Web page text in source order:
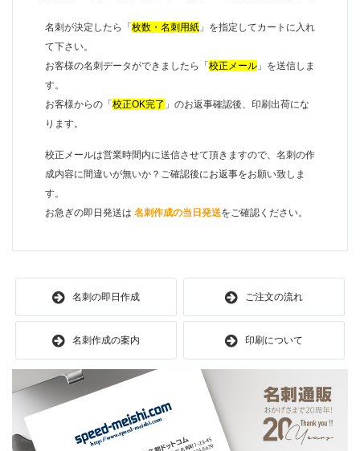
名刺が決定したら「枚数・名刺用紙 」を指定してカートに入れ
て下さい。
お客様の名刺データができましたら「校正メール 」を送信しま
す。
お客様からの「校正OK完了 」のお返事確認後、印刷出荷にな
ります。
校正メールは営業時間内に送信させて頂きますので、名刺の作
成内容に間違いが無いか？ご確認後にお返事をお願い致しま
す。
お急ぎの即日発送は 名刺作成の当日発送をご確認ください。
名刺の即日作成 ご注文の流れ
名刺作成の案内 印刷について